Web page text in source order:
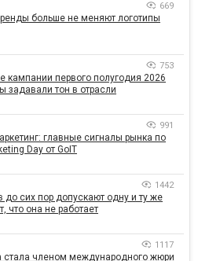
669
больше не меняют логотипы
753
кампании первого полугодия 2026
задавали тон в отрасли
991
главные сигналы рынка по
Day от GoIT
1442
до сих пор допускают одну и ту же
что она не работает
1117
стала членом международного жюри